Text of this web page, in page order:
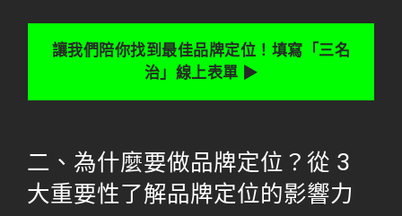
讓我們陪你找到最佳品牌定位！填寫「三名
治」線上表單 ▶
二、為什麼要做品牌定位？從 3
大重要性了解品牌定位的影響力